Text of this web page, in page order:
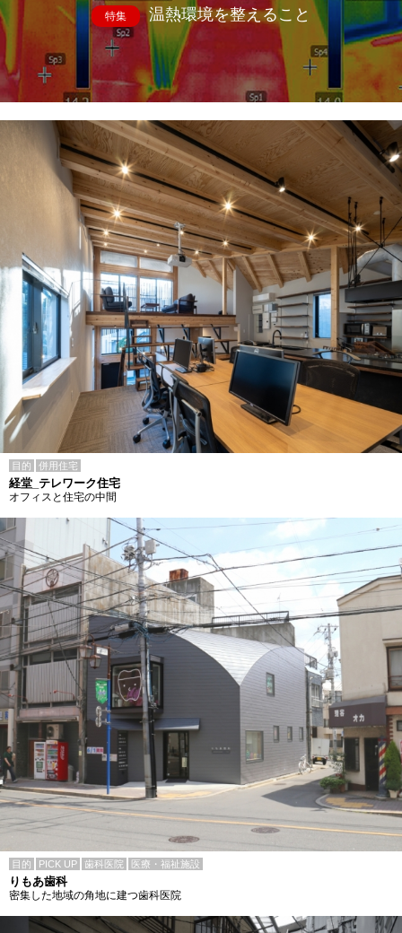
特集 温熱環境を整えること
目的 併用住宅
経堂_テレワーク住宅
オフィスと住宅の中間
目的 PICK UP 歯科医院 医療・福祉施設
りもあ歯科
密集した地域の角地に建つ歯科医院